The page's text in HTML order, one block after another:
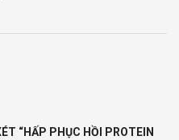
“HẤP PHỤC HỒI PROTEIN